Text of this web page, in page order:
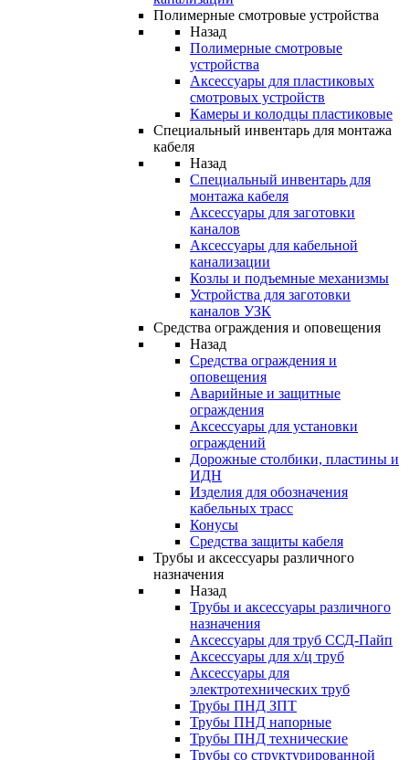
Полимерные смотровые устройства
Назад
Полимерные смотровые
устройства
Аксессуары для пластиковых
смотровых устройств
Камеры и колодцы пластиковые
Специальный инвентарь для монтажа
кабеля
Назад
Специальный инвентарь для
монтажа кабеля
Аксессуары для заготовки
каналов
Аксессуары для кабельной
канализации
Козлы и подъемные механизмы
Устройства для заготовки
каналов УЗК
Средства ограждения и оповещения
Назад
Средства ограждения и
оповещения
Аварийные и защитные
ограждения
Аксессуары для установки
ограждений
Дорожные столбики, пластины и
ИДН
Изделия для обозначения
кабельных трасс
Конусы
Средства защиты кабеля
Трубы и аксессуары различного
назначения
Назад
Трубы и аксессуары различного
назначения
Аксессуары для труб ССД-Пайп
Аксессуары для х/ц труб
Аксессуары для
электротехнических труб
Трубы ПНД ЗПТ
Трубы ПНД напорные
Трубы ПНД технические
Трубы со структурированной